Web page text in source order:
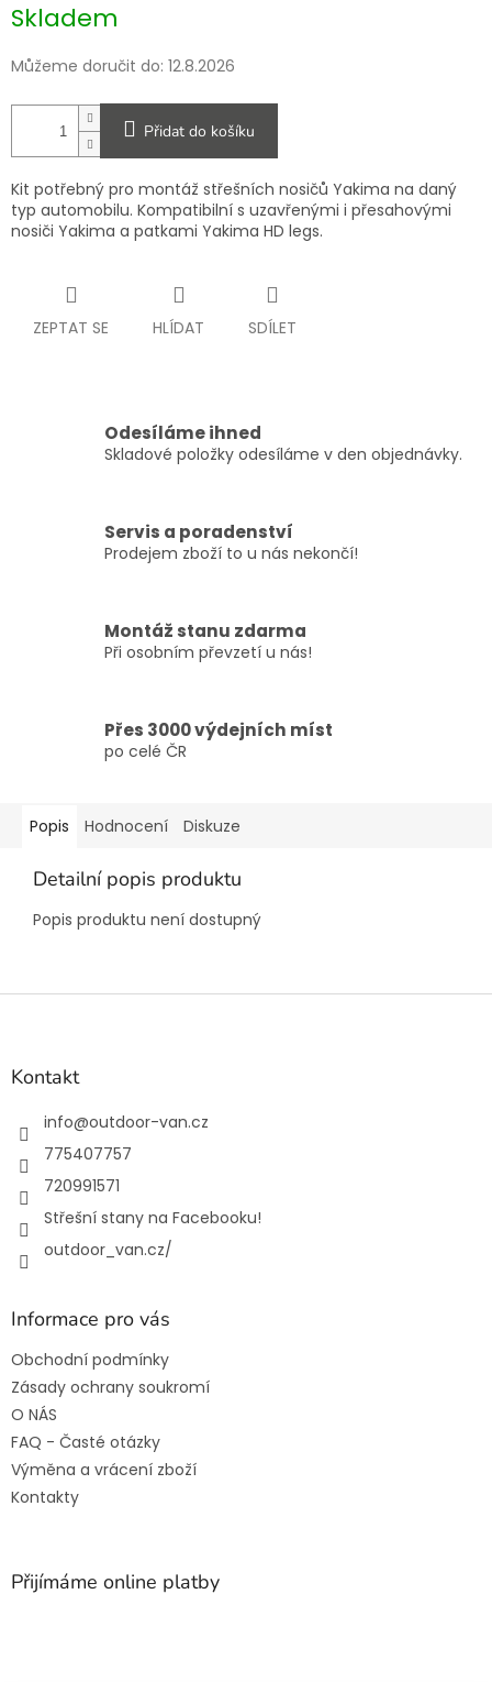
cena:
Skladem
Můžeme doručit do: 12.8.2026
Přidat do košíku
Kit potřebný pro montáž střešních nosičů Yakima na daný
typ automobilu. Kompatibilní s uzavřenými i přesahovými
nosiči Yakima a patkami Yakima HD legs.
ZEPTAT SE HLÍDAT SDÍLET
Odesíláme ihned
Skladové položky odesíláme v den objednávky.
Servis a poradenství
Prodejem zboží to u nás nekončí!
Montáž stanu zdarma
Při osobním převzetí u nás!
Přes 3000 výdejních míst
po celé ČR
Popis Hodnocení Diskuze
Detailní popis produktu
Popis produktu není dostupný
Z
Kontakt
info@outdoor-van.cz
775407757
720991571
Střešní stany na Facebooku!
outdoor_van.cz/
Informace pro vás
Obchodní podmínky
Zásady ochrany soukromí
O NÁS
FAQ - Časté otázky
Výměna a vrácení zboží
Kontakty
Přijímáme online platby